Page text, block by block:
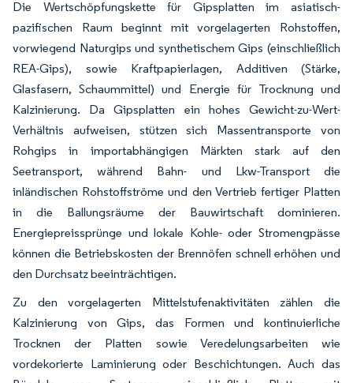
Die Wertschöpfungskette für Gipsplatten im asiatisch-
pazifischen Raum beginnt mit vorgelagerten Rohstoffen,
vorwiegend Naturgips und synthetischem Gips (einschließlich
REA-Gips), sowie Kraftpapierlagen, Additiven (Stärke,
Glasfasern, Schaummittel) und Energie für Trocknung und
Kalzinierung. Da Gipsplatten ein hohes Gewicht-zu-Wert-
Verhältnis aufweisen, stützen sich Massentransporte von
Rohgips in importabhängigen Märkten stark auf den
Seetransport, während Bahn- und Lkw-Transport die
inländischen Rohstoffströme und den Vertrieb fertiger Platten
in die Ballungsräume der Bauwirtschaft dominieren.
Energiepreissprünge und lokale Kohle- oder Stromengpässe
können die Betriebskosten der Brennöfen schnell erhöhen und
den Durchsatz beeinträchtigen.
Zu den vorgelagerten Mittelstufenaktivitäten zählen die
Kalzinierung von Gips, das Formen und kontinuierliche
Trocknen der Platten sowie Veredelungsarbeiten wie
vordekorierte Laminierung oder Beschichtungen. Auch das